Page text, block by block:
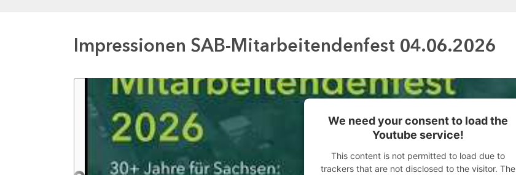
Impressionen SAB-Mitarbeitendenfest 04.06.2026
We need your consent to load the
Youtube service!
This content is not permitted to load due to
trackers that are not disclosed to the visitor. The